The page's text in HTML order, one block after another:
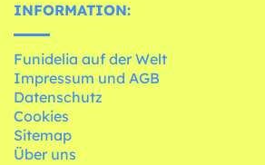
INFORMATION:
Funidelia auf der Welt
Impressum und AGB
Datenschutz
Cookies
Sitemap
Über uns